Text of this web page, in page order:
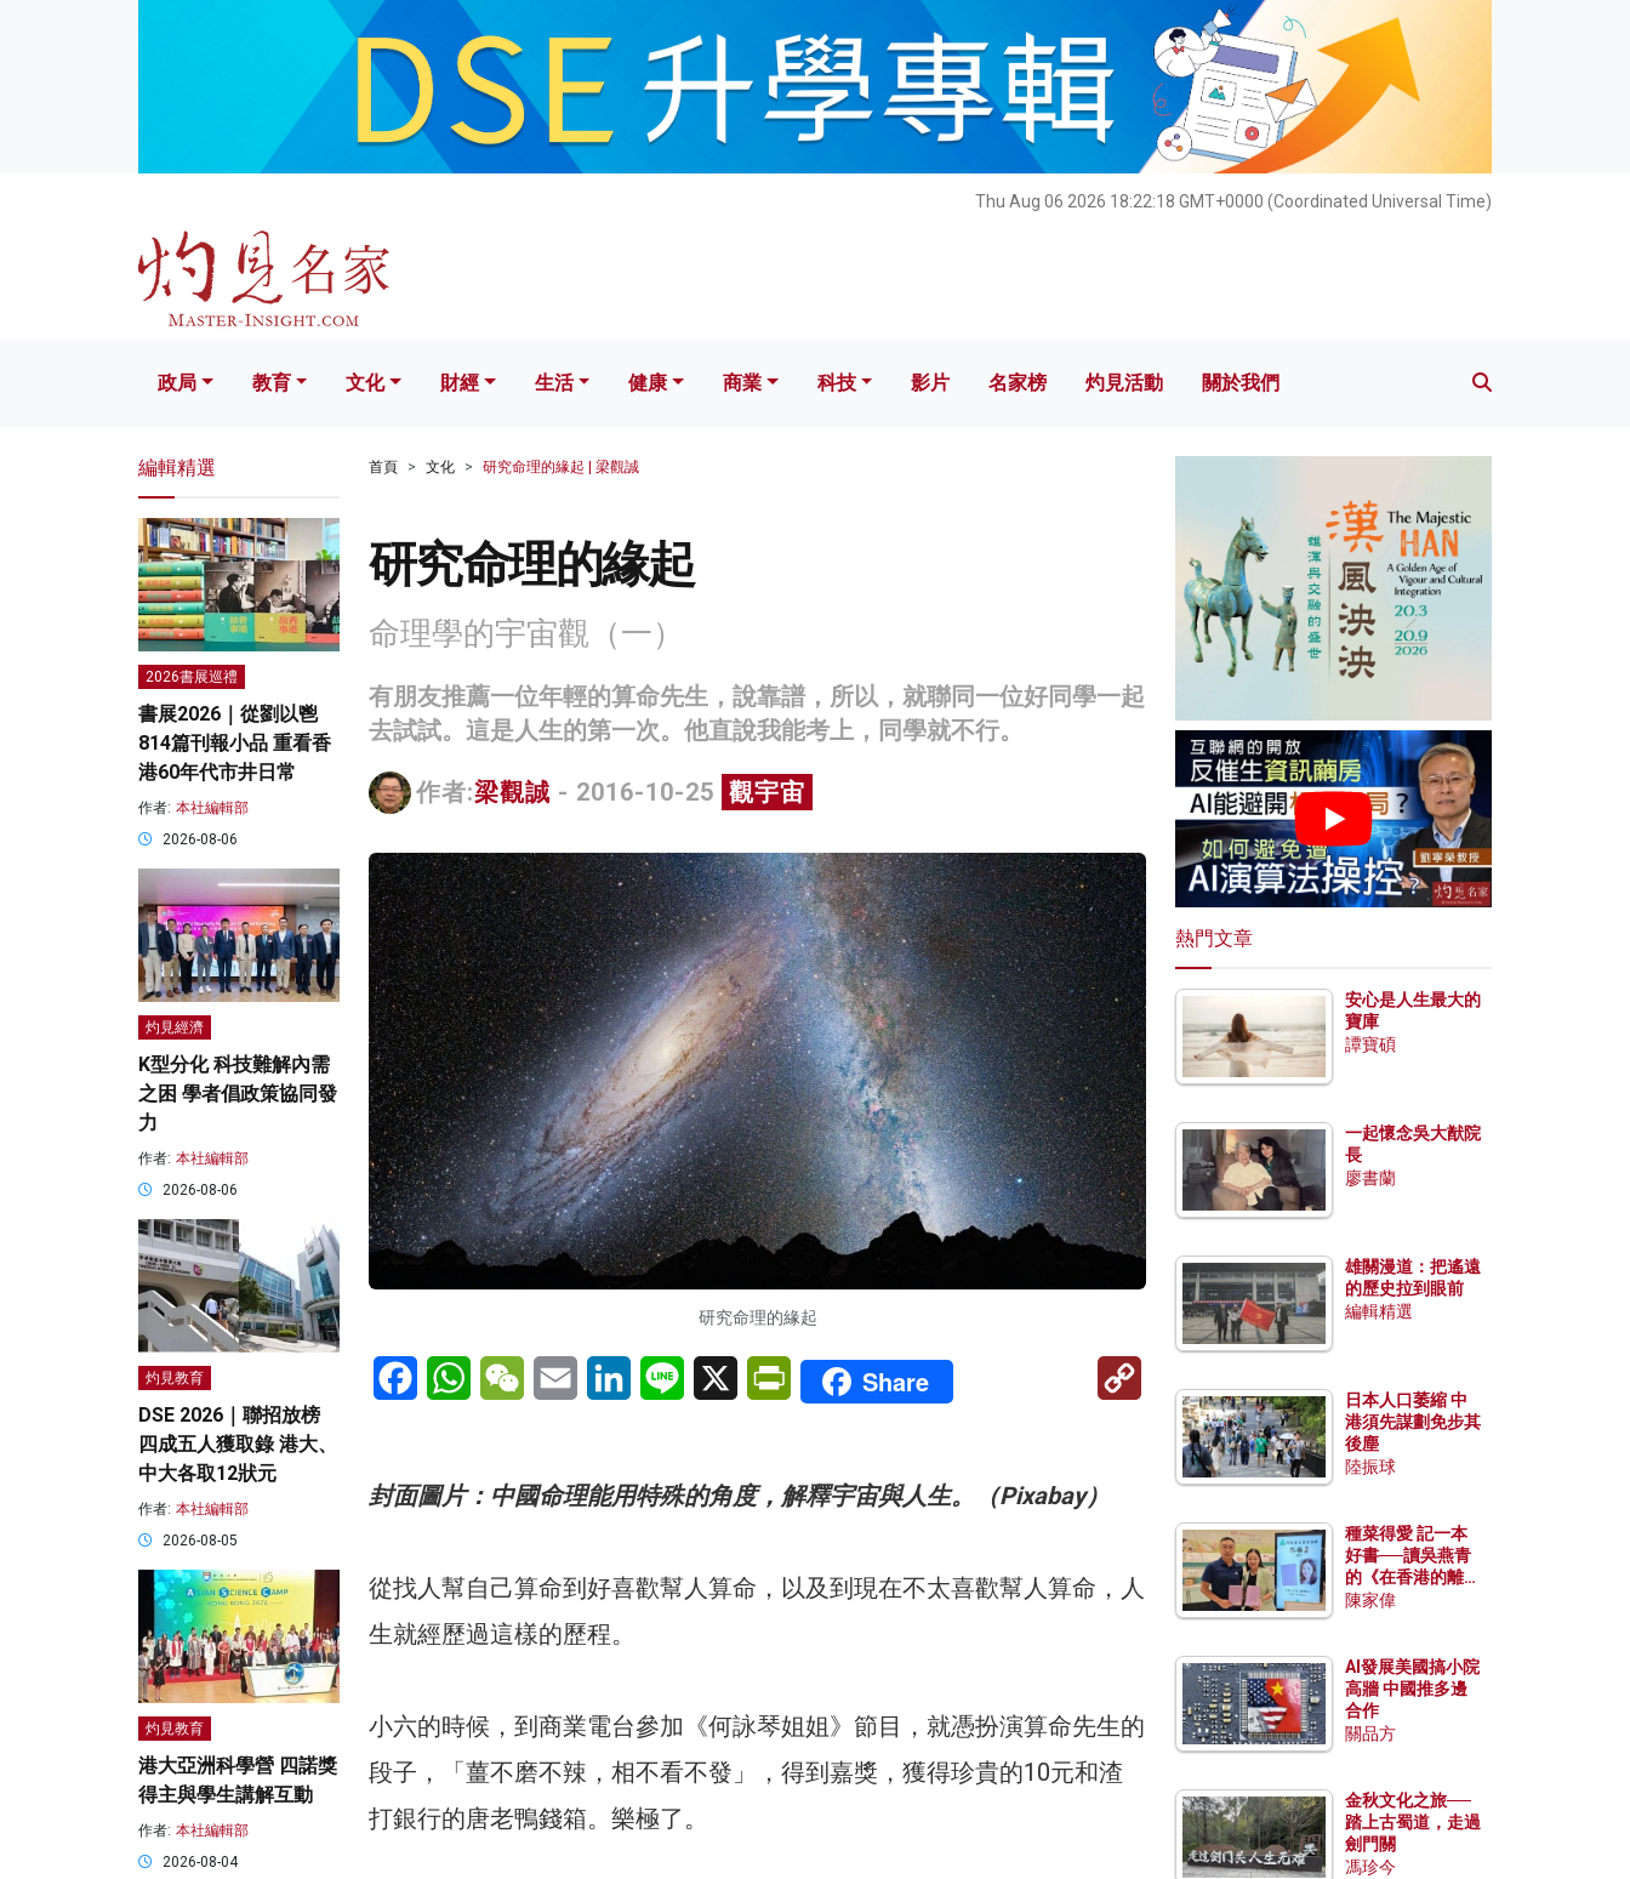
Thu Aug 06 2026 18:22:19 GMT+0000 (Coordinated Universal Time)
文化 財經 生活 健康 科技 影片 名家榜 灼見活動 關於我們
政局 教育 文化 財經 生活 健康 商業 科技 影片 名家榜 灼見活動 關於我們
首頁 文化 研究命理的緣起 | 梁觀誠
研究命理的緣起
命理學的宇宙觀（一）
有朋友推薦一位年輕的算命先生，說靠譜，所以，就聯同一位好同學一起
去試試。這是人生的第一次。他直說我能考上，同學就不行。
作者:梁觀誠 - 2016-10-25 觀宇宙
研究命理的緣起
FacebookWhatsAppWeChatEmail LinkedInLine X PrintFriendly
Share
封面圖片：中國命理能用特殊的角度，解釋宇宙與人生。（Pixabay）
從找人幫自己算命到好喜歡幫人算命，以及到現在不太喜歡幫人算命，人
生就經歷過這樣的歷程。
小六的時候，到商業電台參加《何詠琴姐姐》節目，就憑扮演算命先生的
段子，「薑不磨不辣，相不看不發」，得到嘉獎，獲得珍貴的10元和渣
打銀行的唐老鴨錢箱。樂極了。
編輯精選
2026書展巡禮
書展2026｜從劉以鬯
814篇刊報小品 重看香
港60年代市井日常
作者: 本社編輯部
2026-08-06
灼見經濟
K型分化 科技難解內需
之困 學者倡政策協同發
力
作者: 本社編輯部
2026-08-06
灼見教育
DSE 2026｜聯招放榜
四成五人獲取錄 港大、
中大各取12狀元
作者: 本社編輯部
2026-08-05
灼見教育
港大亞洲科學營 四諾獎
得主與學生講解互動
作者: 本社編輯部
2026-08-04
熱門文章
安心是人生最大的
寶庫
譚寶碩
一起懷念吳大猷院
長
廖書蘭
雄關漫道：把遙遠
的歷史拉到眼前
編輯精選
日本人口萎縮 中
港須先謀劃免步其
後塵
陸振球
種菜得愛 記一本
好書──讀吳燕青
的《在香港的離島
種菜》
陳家偉
AI發展美國搞小院
高牆 中國推多邊
合作
關品方
金秋文化之旅──
踏上古蜀道，走過
劍門關
馮珍今